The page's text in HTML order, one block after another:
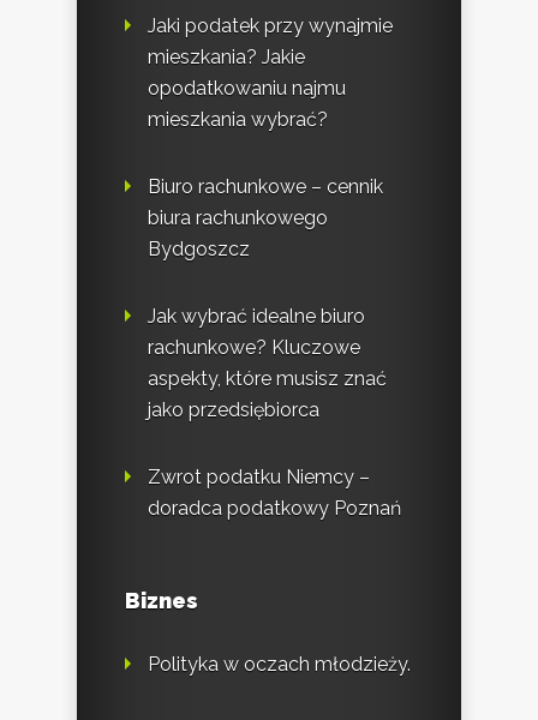
Jaki podatek przy wynajmie
mieszkania? Jakie
opodatkowaniu najmu
mieszkania wybrać?
Biuro rachunkowe – cennik
biura rachunkowego
Bydgoszcz
Jak wybrać idealne biuro
rachunkowe? Kluczowe
aspekty, które musisz znać
jako przedsiębiorca
Zwrot podatku Niemcy –
doradca podatkowy Poznań
Biznes
Polityka w oczach młodzieży.